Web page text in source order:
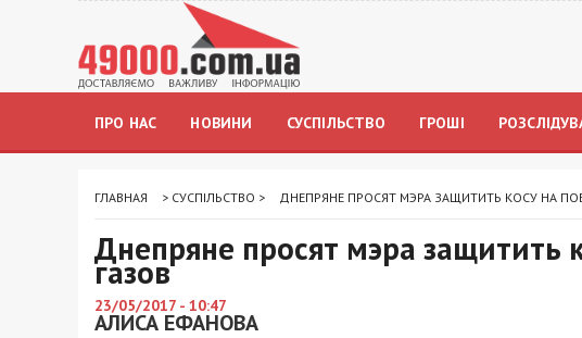
ПРО НАС НОВИНИ СУСПІЛЬСТВО ГРОШІ
ГЛАВНАЯ > СУСПІЛЬСТВО > ДНЕПРЯНЕ ПРОСЯТ МЭРА ЗАЩИТИТЬ КОСУ НА
Днепряне просят мэра защитить
газов
23/05/2017 - 10:47
АЛИСА ЕФАНОВА